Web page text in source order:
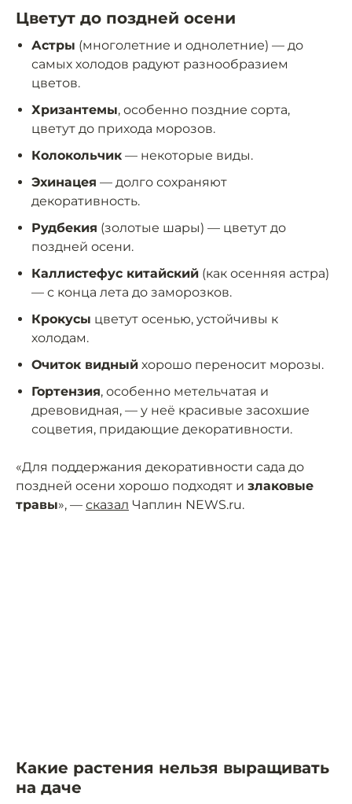
Цветут до поздней осени
Астры (многолетние и однолетние) — до
самых холодов радуют разнообразием
цветов.
Хризантемы, особенно поздние сорта,
цветут до прихода морозов.
Колокольчик — некоторые виды.
Эхинацея — долго сохраняют
декоративность.
Рудбекия (золотые шары) — цветут до
поздней осени.
Каллистефус китайский (как осенняя астра)
— с конца лета до заморозков.
Крокусы цветут осенью, устойчивы к
холодам.
Очиток видный хорошо переносит морозы.
Гортензия, особенно метельчатая и
древовидная, — у неё красивые засохшие
соцветия, придающие декоративности.
«Для поддержания декоративности сада до
поздней осени хорошо подходят и злаковые
травы», — сказал Чаплин NEWS.ru.
Какие растения нельзя выращивать
на даче